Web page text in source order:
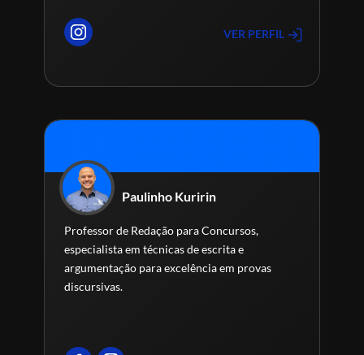
VER PERFIL
Paulinho Kuririn
Professor de Redação para Concursos,
especialista em técnicas de escrita e
argumentação para excelência em provas
discursivas.